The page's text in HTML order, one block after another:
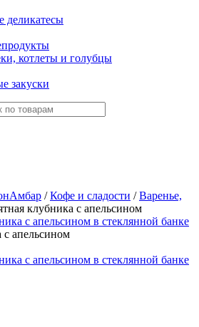
деликатесы
котлеты и голубцы
закуски
/Кофе и сладости /Варенье,
клубника с апельсином
апельсином